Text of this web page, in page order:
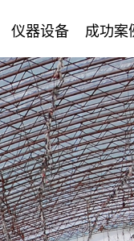
仪器设备 成功案